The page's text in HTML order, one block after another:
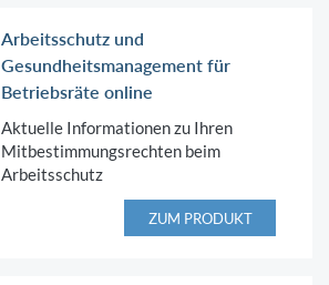
Arbeitsschutz und
Gesundheitsmanagement für
Betriebsräte online
Aktuelle Informationen zu Ihren
Mitbestimmungsrechten beim
Arbeitsschutz
ZUM PRODUKT